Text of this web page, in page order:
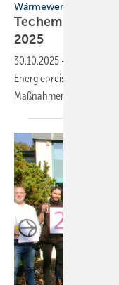
Wärmewende
Techem Atlas für
2025
30.10.2025 -
Energiepreise hebeln
Maßnahmen zur